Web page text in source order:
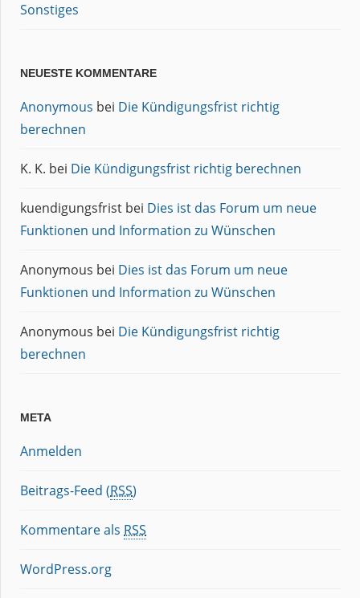
Sonstiges
NEUESTE KOMMENTARE
Anonymous bei Die Kündigungsfrist richtig
berechnen
K. K. bei Die Kündigungsfrist richtig berechnen
kuendigungsfrist bei Dies ist das Forum um neue
Funktionen und Information zu Wünschen
Anonymous bei Dies ist das Forum um neue
Funktionen und Information zu Wünschen
Anonymous bei Die Kündigungsfrist richtig
berechnen
META
Anmelden
Beitrags-Feed (RSS)
Kommentare als RSS
WordPress.org